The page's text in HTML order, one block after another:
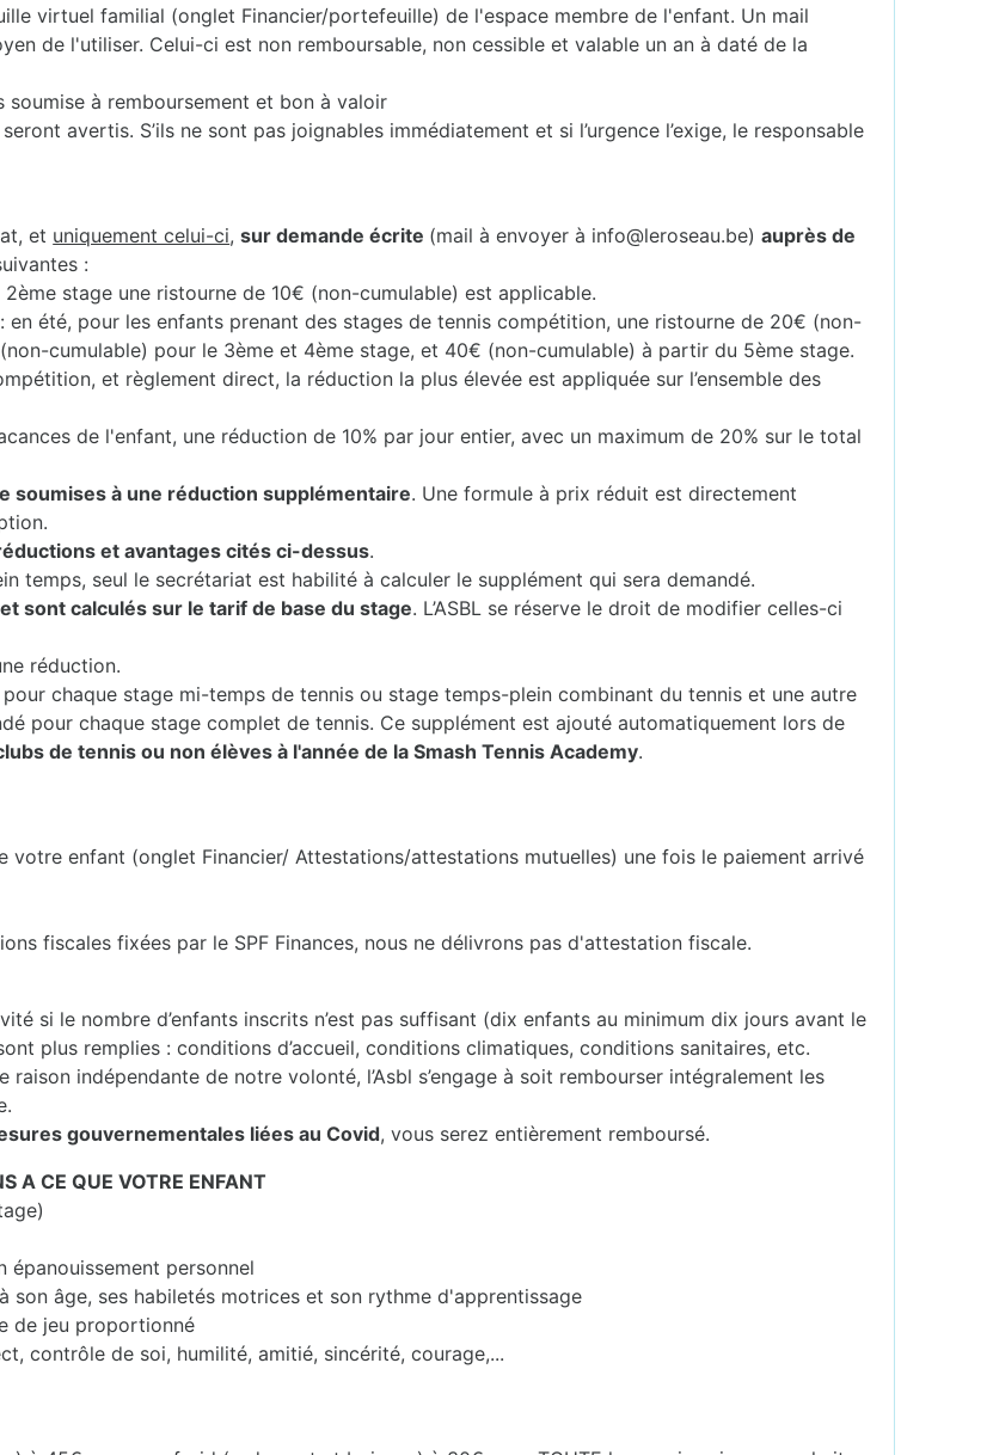
virtuel familial (onglet Financier/portefeuille) de l'espace membre de l'enfant. Un mail
de l'utiliser. Celui-ci est non remboursable, non cessible et valable un an à daté de la
à remboursement et bon à valoir
avertis. S’ils ne sont pas joignables immédiatement et si l’urgence l’exige, le responsable
et uniquement celui-ci,sur demande écrite (mail à envoyer à info@leroseau.be)auprès de
:
stage une ristourne de 10€ (non-cumulable) est applicable.
: en été, pour les enfants prenant des stages de tennis compétition, une ristourne de 20€ (non-
cumulable) pour le 3ème et 4ème stage, et 40€ (non-cumulable) à partir du 5ème stage.
et règlement direct, la réduction la plus élevée est appliquée sur l’ensemble des
de l'enfant, une réduction de 10% par jour entier, avec un maximum de 20% sur le total
soumises à une réduction supplémentaire. Une formule à prix réduit est directement
et avantages cités ci-dessus.
temps, seul le secrétariat est habilité à calculer le supplément qui sera demandé.
sont calculés sur le tarif de base du stage. L’ASBL se réserve le droit de modifier celles-ci
réduction.
chaque stage mi-temps de tennis ou stage temps-plein combinant du tennis et une autre
pour chaque stage complet de tennis. Ce supplément est ajouté automatiquement lors de
de tennis ou non élèves à l'année de la Smash Tennis Academy.
votre enfant (onglet Financier/ Attestations/attestations mutuelles) une fois le paiement arrivé
fiscales fixées par le SPF Finances, nous ne délivrons pas d'attestation fiscale.
si le nombre d’enfants inscrits n’est pas suffisant (dix enfants au minimum dix jours avant le
plus remplies : conditions d’accueil, conditions climatiques, conditions sanitaires, etc.
indépendante de notre volonté, l’Asbl s’engage à soit rembourser intégralement les
gouvernementales liées au Covid, vous serez entièrement remboursé.
A CE QUE VOTRE ENFANT
personnel
âge, ses habiletés motrices et son rythme d'apprentissage
de jeu proportionné
contrôle de soi, humilité, amitié, sincérité, courage,...